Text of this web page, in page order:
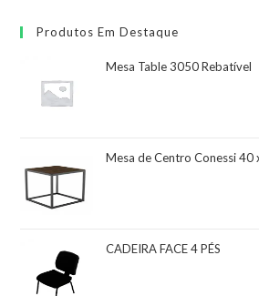
Produtos Em Destaque
Mesa Table 3050 Rebatível
Mesa de Centro Conessi 40
CADEIRA FACE 4 PÉS